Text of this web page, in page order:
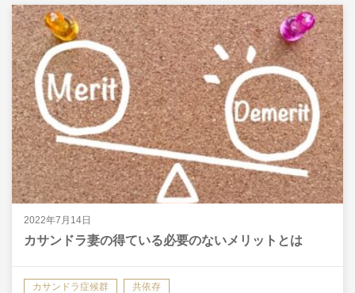
2022年7月14日
カサンドラ妻の得ている必要のないメリットとは
カサンドラ症候群 共依存